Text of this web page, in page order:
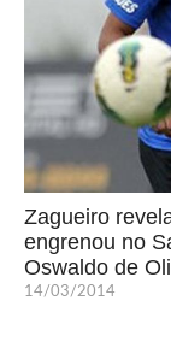
Zagueiro
engrenou no
Oswaldo de
14/03/2014